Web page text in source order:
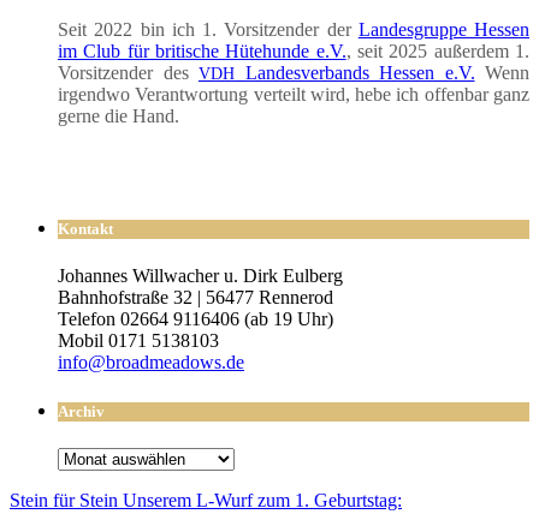
Seit 2022 bin ich 1. Vor­sit­zen­der der Lan­des­grup­pe Hes­sen
im Club für bri­ti­sche Hüte­hun­de e.V., seit 2025 außer­dem 1.
Vor­sit­zen­der des VDH Lan­des­ver­bands Hes­sen e.V. Wenn
irgend­wo Ver­ant­wor­tung ver­teilt wird, hebe ich offen­bar ganz
ger­ne die Hand.
Kontakt
Johannes Willwacher u. Dirk Eulberg
Bahnhofstraße 32 | 56477 Rennerod
Telefon 02664 9116406 (ab 19 Uhr)
Mobil 0171 5138103
info@broadmeadows.de
Archiv
Archiv
Stein für Stein Unse­rem L-Wurf zum 1. Geburtstag: